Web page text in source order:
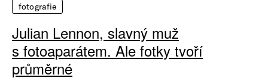
fotografie
Julian Lennon, slavný muž
s fotoaparátem. Ale fotky tvoří
průměrné